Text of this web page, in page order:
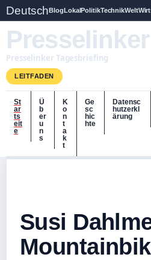
DeutschBlogLokalPolitikTechnikWelt
Presselinker
Presselinker Tagesbriefing
LEITFADEN
St
ar
ts
eit
e
Ü
b
er
u
n
s
K
o
n
t
a
k
t
Ge
sc
hic
hte
Datensc
hutzerkl
ärung
Susi